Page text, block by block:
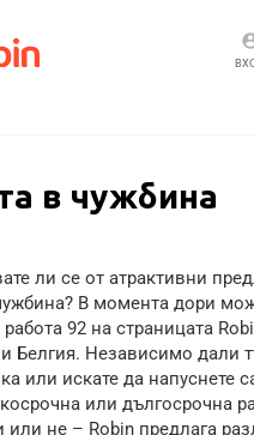
в чужбина
ли се от атрактивни
В момента дори
92 на страницата
Белгия. Независимо дали
или искате да напуснете
или дългосрочна
или не – Robin предлага